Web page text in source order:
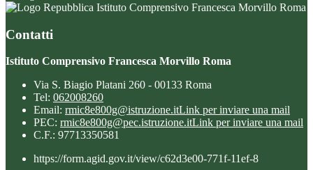
Istituto Comprensivo Francesca Morvillo Roma
Contatti
Istituto Comprensivo Francesca Morvillo Roma
Via S. Biagio Platani 260 - 00133 Roma
Tel: 062008260
Email: rmic8e800g@istruzione.itLink per inviare una mail
PEC: rmic8e800g@pec.istruzione.itLink per inviare una mail
C.F.: 97713350581
https://form.agid.gov.it/view/c62d3e00-771f-11ef-8